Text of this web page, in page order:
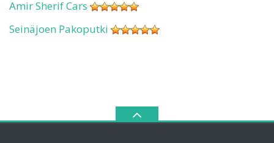
Amir Sherif Cars
Seinäjoen Pakoputki